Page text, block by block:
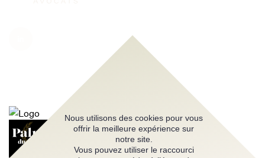
Nous utilisons des cookies pour vous
offrir la meilleure expérience sur
notre site.
Vous pouvez utiliser le raccourci